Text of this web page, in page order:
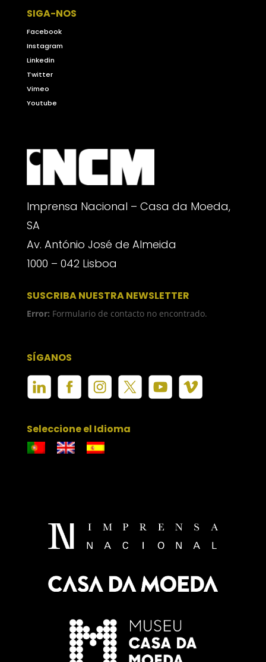
SIGA-NOS
Facebook
Instagram
Linkedin
Twitter
Vimeo
Youtube
Imprensa Nacional – Casa da Moeda,
SA
Av. António José de Almeida
1000 – 042 Lisboa
SUSCRIBA NUESTRA NEWSLETTER
Error: Formulario de contacto no encontrado.
SÍGANOS
Seleccione el Idioma